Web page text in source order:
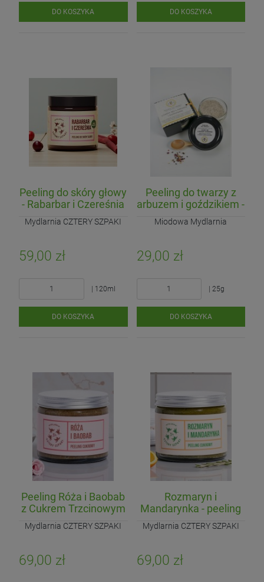
DO KOSZYKA DO KOSZYKA
Peeling do skóry głowy
- Rabarbar i Czereśnia
Mydlarnia CZTERY SZPAKI
59,00 zł
| 120ml
DO KOSZYKA
Peeling do twarzy z
arbuzem i goździkiem -
Czarny Bez
Miodowa Mydlarnia
29,00 zł
| 25g
DO KOSZYKA
Peeling Róża i Baobab
z Cukrem Trzcinowym
Mydlarnia CZTERY SZPAKI
69,00 zł
Rozmaryn i
Mandarynka - peeling
cukrowy
Mydlarnia CZTERY SZPAKI
69,00 zł